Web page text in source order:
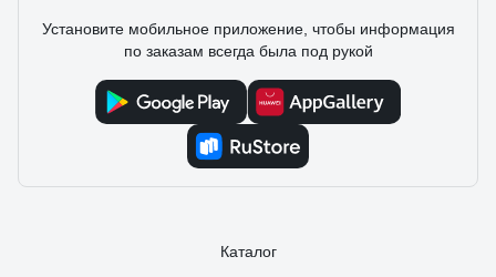
, тихоеУстановите мобильное приложение, чтобы информация
по заказам всегда была под рукой
Каталог